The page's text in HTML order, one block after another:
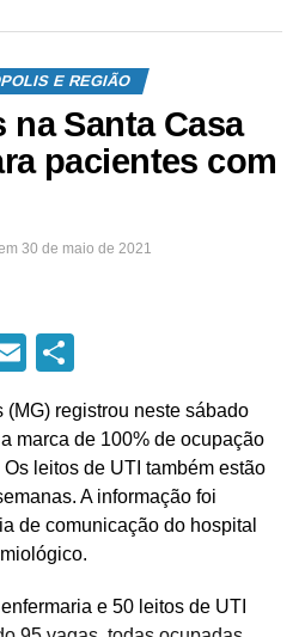
E REGIÃO
na Santa Casa
pacientes com
30 de maio de 2021
EmailCompartilhar
registrou neste sábado
marca de 100% de ocupação
leitos de UTI também estão
A informação foi
de comunicação do hospital
e 50 leitos de UTI